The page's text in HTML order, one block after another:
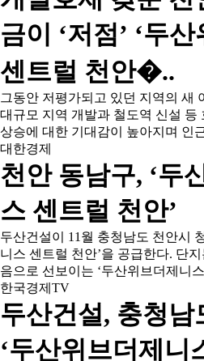
금이 ‘저점’ ‘두
센트럴 천안�..
그동안 저평가되고 있던 지역의 새
대규모 지역 개발과 철도역 신설 등
상승에 대한 기대감이 높아지며 인
대한경제
천안 동남구, ‘두
스 센트럴 천안’
두산건설이 11월 충청남도 천안시
니스 센트럴 천안’을 공급한다. 단
음으로 선보이는 ‘두산위브더제니
한국경제TV
두산건설, 충청남
‘두산위브더제니